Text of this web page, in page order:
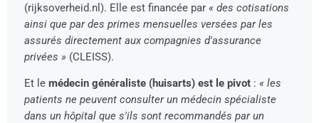
(rijksoverheid.nl). Elle est financée par « des cotisations
ainsi que par des primes mensuelles versées par les
assurés directement aux compagnies d'assurance
privées » (CLEISS).
Et le médecin généraliste (huisarts) est le pivot : « les
patients ne peuvent consulter un médecin spécialiste
dans un hôpital que s'ils sont recommandés par un